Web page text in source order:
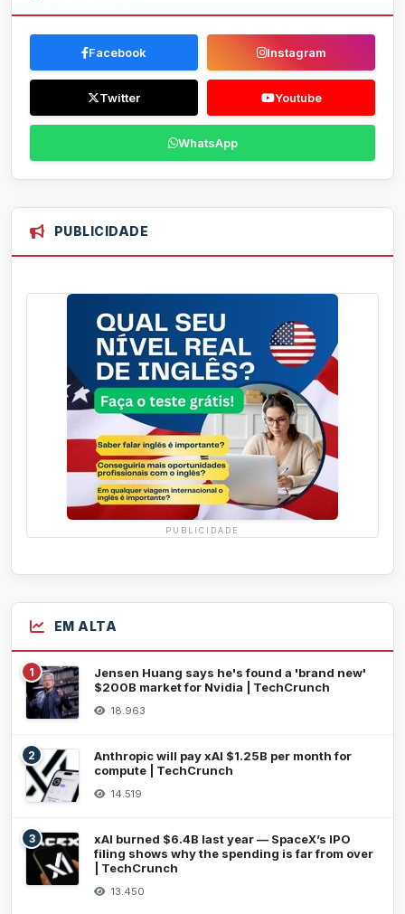
Facebook Instagram
Twitter Youtube
WhatsApp
PUBLICIDADE
PUBLICIDADE
EM ALTA
1
Jensen Huang says he's found a 'brand new'
$200B market for Nvidia | TechCrunch
18.963
2
Anthropic will pay xAI $1.25B per month for
compute | TechCrunch
14.519
3
xAI burned $6.4B last year — SpaceX’s IPO
filing shows why the spending is far from over
| TechCrunch
13.450